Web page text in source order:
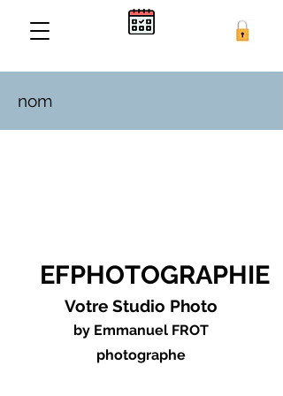
nom
EFPHOTOGRAPHIE
Votre Studio Photo
by Emmanuel FROT
photographe